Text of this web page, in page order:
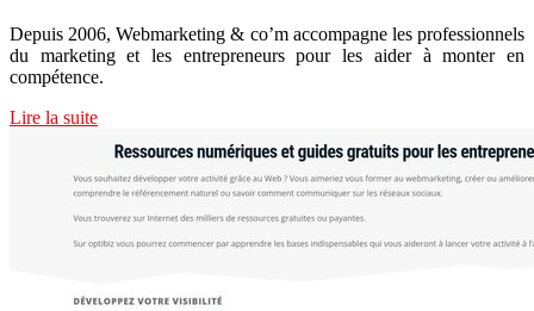
Depuis 2006, Webmarketing & co’m accompagne les professionnels
du marketing et les entrepreneurs pour les aider à monter en
compétence.
Lire la suite